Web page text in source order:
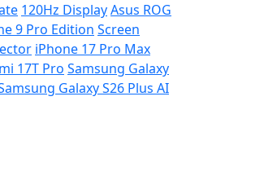
120Hz DisplayAsus ROG
9 Pro Edition Screen
iPhone 17 Pro Max
17T Pro Samsung Galaxy
Galaxy S26 Plus AI